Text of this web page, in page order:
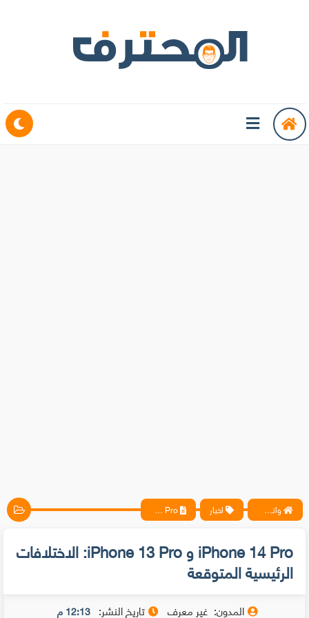
واتس آب ، فيسبوك ، أنترنت ، شروحات تقنية حصرية - المحترف اخبار iPhone 14 Pro و iPhone 13 Pro: الاختلافات الرئيسية المتوقعة
iPhone 14 Pro و iPhone 13 Pro: الاختلافات
الرئيسية المتوقعة
المدون: غير معرف تاريخ النشر: 12:13 م